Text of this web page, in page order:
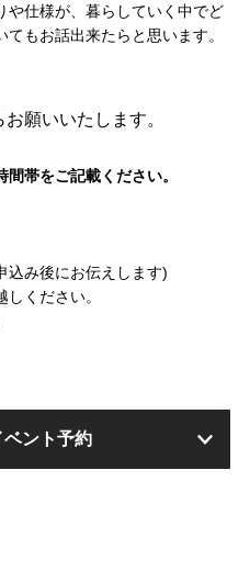
や仕様が、暮らしていく中でど
もお話出来たらと思います。
願いいたします。
間帯をご記載ください。
込み後にお伝えします)
ください。
ベント予約